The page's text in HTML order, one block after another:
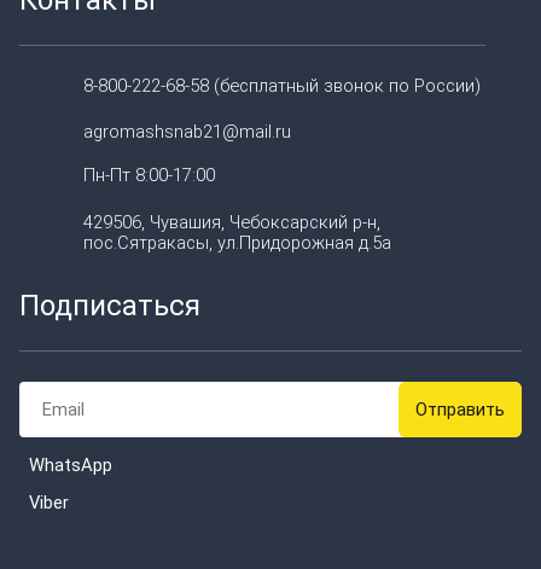
8-800-222-68-58 (бесплатный звонок по России)
agromashsnab21@mail.ru
Пн-Пт 8:00-17:00
429506, Чувашия, Чебоксарский р-н,
пос.Сятракасы, ул.Придорожная д.5а
Подписаться
WhatsApp
Viber